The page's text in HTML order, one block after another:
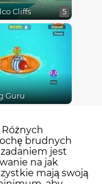
Cliffs 5
Guru
brudnych
jest
na jak
mają swoją